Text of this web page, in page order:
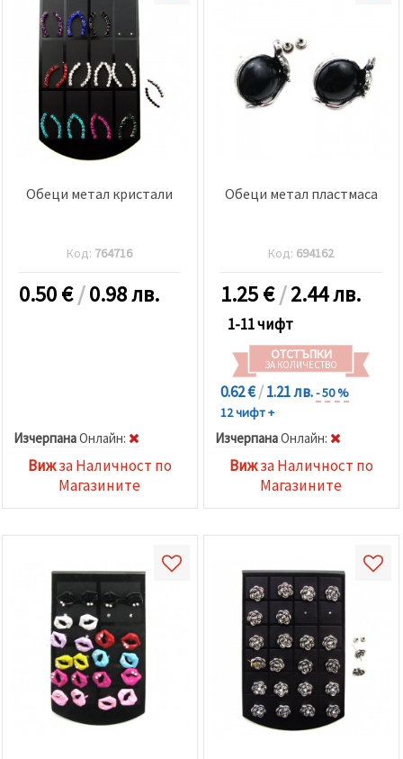
Обеци метал кристали
Код: 764716
0.50€/0.98 лв.
ИзчерпанаOнлайн:
Вижза Наличност по
Магазините
Обеци метал пластмаса
Код: 694162
1.25€/2.44 лв.
1-11 чифт
ОТСТЪПКИ
ЗА КОЛИЧЕСТВО
0.62 €/1.21 лв.- 50 %
12 чифт +
ИзчерпанаOнлайн:
Вижза Наличност по
Магазините